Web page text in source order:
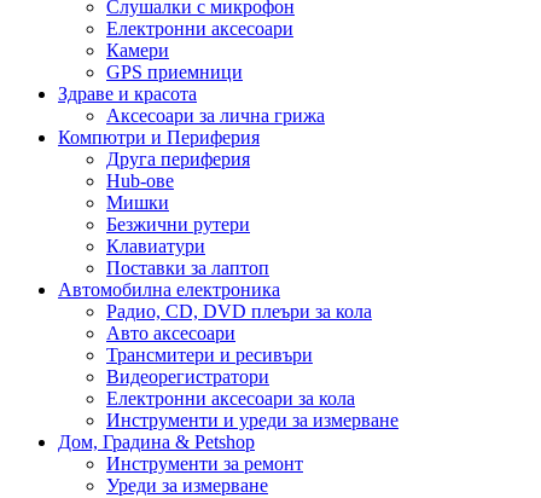
Слушалки с микрофон
Електронни аксесоари
Камери
GPS приемници
Здраве и красота
Аксесоари за лична грижа
Компютри и Периферия
Друга периферия
Hub-ове
Мишки
Безжични рутери
Клавиатури
Поставки за лаптоп
Автомобилна електроника
Радио, CD, DVD плеъри за кола
Авто аксесоари
Трансмитери и ресивъри
Видеорегистратори
Електронни аксесоари за кола
Инструменти и уреди за измерване
Дом, Градина & Petshop
Инструменти за ремонт
Уреди за измерване